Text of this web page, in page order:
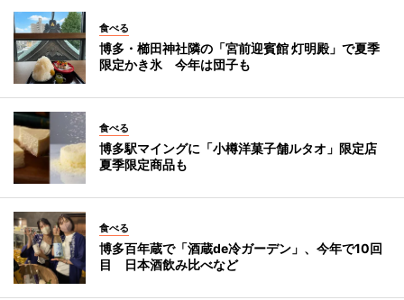
食べる
博多・櫛田神社隣の「宮前迎賓館 灯明殿」で夏季
限定かき氷 今年は団子も
食べる
博多駅マイングに「小樽洋菓子舗ルタオ」限定店
夏季限定商品も
食べる
博多百年蔵で「酒蔵de冷ガーデン」、今年で10回
目 日本酒飲み比べなど